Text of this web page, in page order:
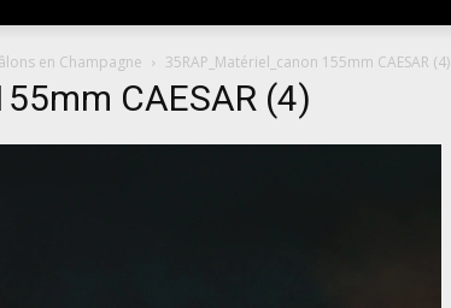
en Champagne 35RAP_Matériel_canon 155mm CAESAR (4)
CAESAR (4)